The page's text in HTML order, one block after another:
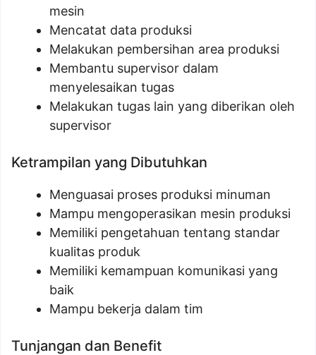
mesin
Mencatat data produksi
Melakukan pembersihan area produksi
Membantu supervisor dalam
menyelesaikan tugas
Melakukan tugas lain yang diberikan oleh
supervisor
Ketrampilan yang Dibutuhkan
Menguasai proses produksi minuman
Mampu mengoperasikan mesin produksi
Memiliki pengetahuan tentang standar
kualitas produk
Memiliki kemampuan komunikasi yang
baik
Mampu bekerja dalam tim
Tunjangan dan Benefit